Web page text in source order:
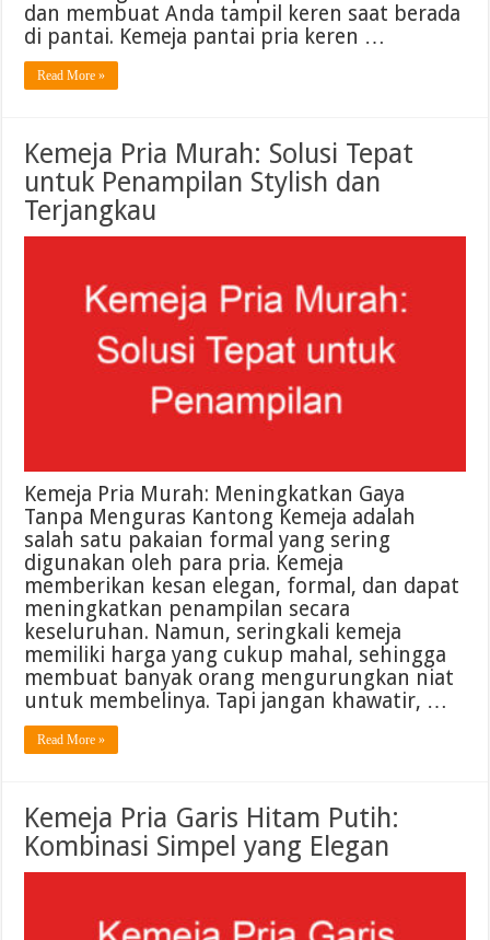
dan membuat Anda tampil keren saat berada
di pantai. Kemeja pantai pria keren …
Read More »
Kemeja Pria Murah: Solusi Tepat
untuk Penampilan Stylish dan
Terjangkau
Kemeja Pria Murah: Meningkatkan Gaya
Tanpa Menguras Kantong Kemeja adalah
salah satu pakaian formal yang sering
digunakan oleh para pria. Kemeja
memberikan kesan elegan, formal, dan dapat
meningkatkan penampilan secara
keseluruhan. Namun, seringkali kemeja
memiliki harga yang cukup mahal, sehingga
membuat banyak orang mengurungkan niat
untuk membelinya. Tapi jangan khawatir, …
Read More »
Kemeja Pria Garis Hitam Putih:
Kombinasi Simpel yang Elegan